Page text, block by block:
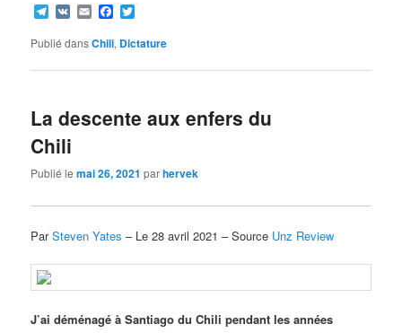
Telegram
VK EmailFacebook
Publié dansChili, Dictature
La descente aux enfers du
Chili
Publié lemai 26, 2021 parhervek
ParSteven Yates – Le 28 avril 2021 – Source Unz Review
J’ai déménagé à Santiago du Chili pendant les années